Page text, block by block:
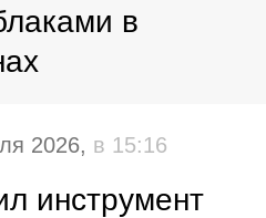
в
2026, в 15:16
инструмент